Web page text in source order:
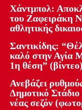
Χάντμπολ:
του Ζαφειράκη
αθλητικής
Σαντικίδης:
καλό στην Αγία
1η θέση” (βίντεο)
Ανεβάζει
Δημοτικό Στάδιο
νέας σεζόν